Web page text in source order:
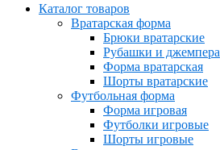
Каталог товаров
Вратарская форма
Брюки вратарские
Рубашки и джемпера
Форма вратарская
Шорты вратарские
Футбольная форма
Форма игровая
Футболки игровые
Шорты игровые